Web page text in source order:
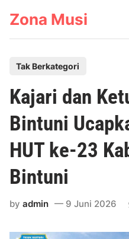
Zona Musi
s
t
e
d
n
Tak Berkategori
Kajari dan
Bintuni
HUT ke-23
Bintuni
byadmin 9 Juni 2026